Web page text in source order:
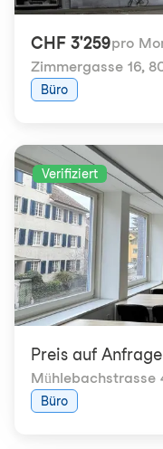
CHF 3'259pro
Zimmergasse 16,
Büro
Verifiziert
Preis auf Anfrage
Mühlebachstrasse
Büro